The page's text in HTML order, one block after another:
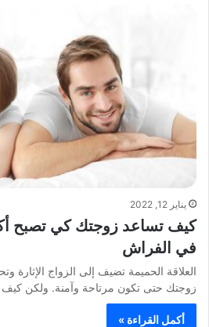
يناير 12, 2022
كيف تساعد زوجتك كي تصبح
في الفراش
العلاقة الحميمة تضيف إلى الزواج الإثارة
زوجتك حتى تكون مرتاحة وآمنة. ولكن
أكمل القراءة »